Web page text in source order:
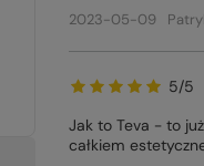
2023-05-09
5/5
Jak to Teva - to
całkiem